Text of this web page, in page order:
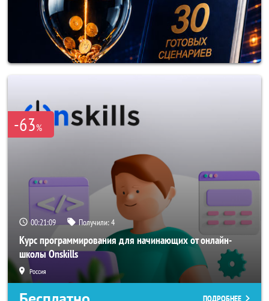
-63%
00:21:06 Получили:4
Курс программирования для начинающих от онлайн-
школы Onskills
Россия
ПОДРОБНЕЕ